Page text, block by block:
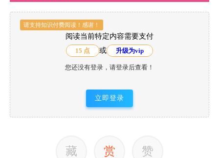
请支持知识付费阅读！感谢！
阅读当前特定内容需要支付
15 点 或 升级为vip
您还没有登录，请登录后查看！
立即登录
藏 赏 赞